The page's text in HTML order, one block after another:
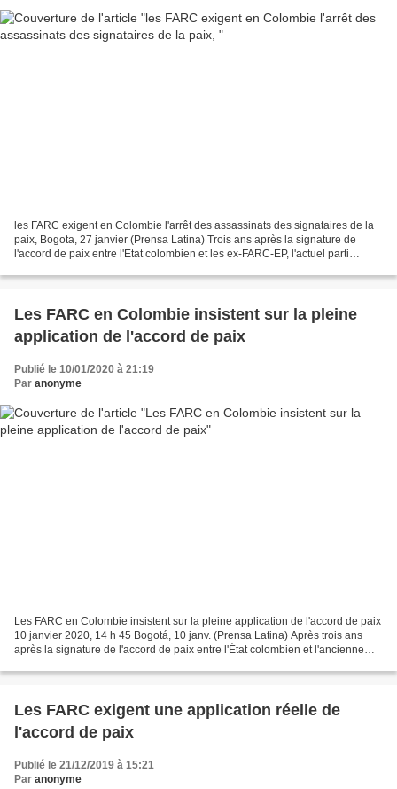
les FARC exigent en Colombie l'arrêt des assassinats des signataires de la
paix, Bogota, 27 janvier (Prensa Latina) Trois ans après la signature de
l'accord de paix entre l'Etat colombien et les ex-FARC-EP, l'actuel parti
Les FARC en Colombie insistent sur la pleine
application de l'accord de paix
Publié le 10/01/2020 à 21:19
Par anonyme
Les FARC en Colombie insistent sur la pleine application de l'accord de paix
10 janvier 2020, 14 h 45 Bogotá, 10 janv. (Prensa Latina) Après trois ans
après la signature de l'accord de paix entre l'État colombien et l'ancienne
Les FARC exigent une application réelle de
l'accord de paix
Publié le 21/12/2019 à 15:21
Par anonyme